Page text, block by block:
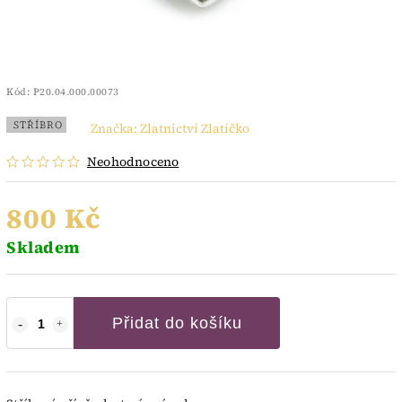
Kód: P20.04.000.00073
STŘÍBRO
Neohodnoceno
Značka: Zlatnictví Zlatíčko
800 Kč
Skladem
Přidat do košíku